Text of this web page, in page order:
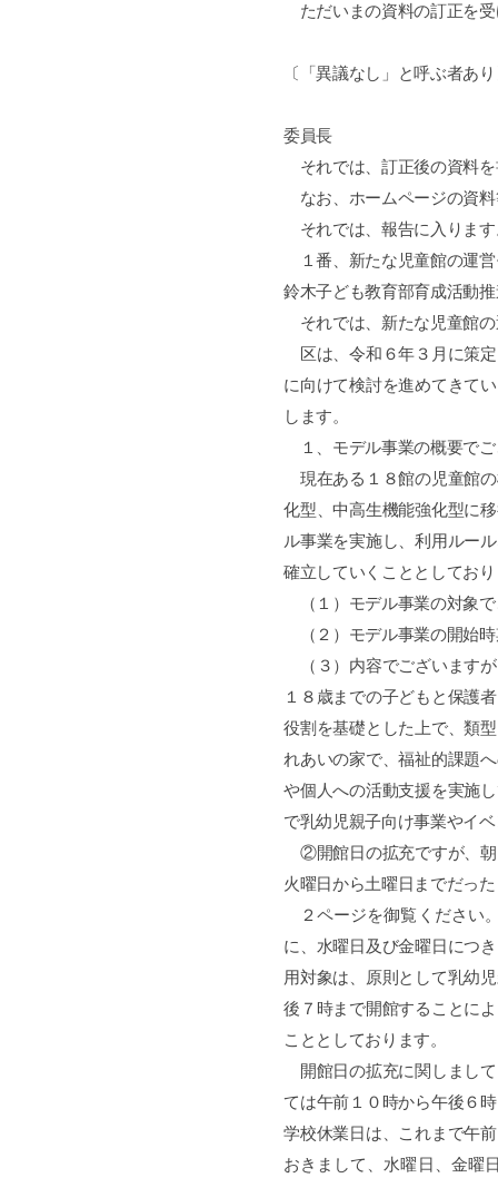
ただいまの資料の訂正を
〔「異議なし」と呼ぶ者あ
委員長
それでは、訂正後の資料
なお、ホームページの資料
それでは、報告に入ります
１番、新たな児童館の運営
鈴木子ども教育部育成活動
それでは、新たな児童館の
区は、令和６年３月に策
に向けて検討を進めてきて
します。
１、モデル事業の概要でご
現在ある１８館の児童館
化型、中高生機能強化型に
ル事業を実施し、利用ルー
確立していくこととしてお
（１）モデル事業の対象で
（２）モデル事業の開始時
（３）内容でございます
１８歳までの子どもと保護
役割を基礎とした上で、類
れあいの家で、福祉的課題
や個人への活動支援を実施
で乳幼児親子向け事業やイ
②開館日の拡充ですが、朝
火曜日から土曜日までだっ
２ページを御覧ください
に、水曜日及び金曜日につ
用対象は、原則として乳幼
後７時まで開館することに
こととしております。
開館日の拡充に関しまし
ては午前１０時から午後６
学校休業日は、これまで午
おきまして、水曜日、金曜